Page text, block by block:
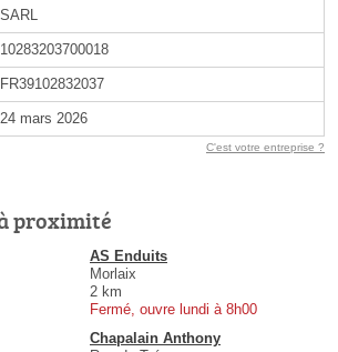
SARL
10283203700018
FR39102832037
24 mars 2026
C'est votre entreprise ?
proximité
AS Enduits
Morlaix
2 km
Fermé, ouvre lundi à 8h00
Chapalain Anthony